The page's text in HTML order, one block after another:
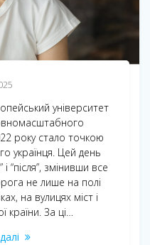
університет
року стало точкою
українця. Цей день
“після”, змінивши все
не лише на полі
на вулицях міст і
країни. За ці…